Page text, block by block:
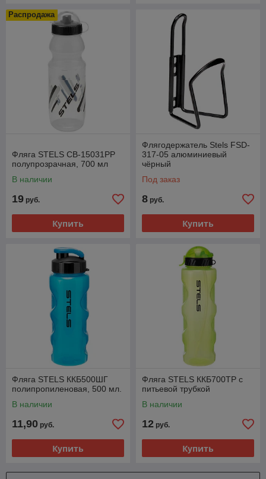
Распродажа
Фляга STELS CB-15031PP
полупрозрачная, 700 мл
В наличии
19 руб.
Купить
Флягодержатель Stels FSD-
317-05 алюминиевый
чёрный
Под заказ
8 руб.
Купить
Фляга STELS ККБ500ШГ
полипропиленовая, 500 мл.
В наличии
11,90 руб.
Купить
Фляга STELS ККБ700ТР с
питьевой трубкой
В наличии
12 руб.
Купить